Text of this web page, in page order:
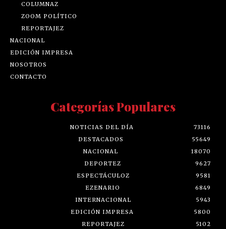
COLUMNAZ
ZOOM POLÍTICO
REPORTAJEZ
NACIONAL
EDICIÓN IMPRESA
NOSOTROS
CONTACTO
Categorías Populares
NOTICIAS DEL DÍA
73116
DESTACADOS
55649
NACIONAL
18070
DEPORTEZ
9627
ESPECTÁCULOZ
9581
EZENARIO
6849
INTERNACIONAL
5943
EDICIÓN IMPRESA
5800
REPORTAJEZ
5102